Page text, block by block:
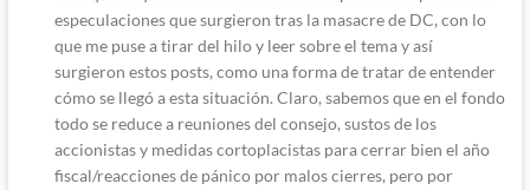
especulaciones que surgieron tras la masacre de DC, con lo
que me puse a tirar del hilo y leer sobre el tema y así
surgieron estos posts, como una forma de tratar de entender
cómo se llegó a esta situación. Claro, sabemos que en el fondo
todo se reduce a reuniones del consejo, sustos de los
accionistas y medidas cortoplacistas para cerrar bien el año
fiscal/reacciones de pánico por malos cierres, pero por